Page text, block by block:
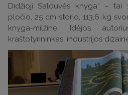
Didžioji Salduvės knyga“ –
pločio, 25 cm storio, 113,6 kg
knyga-milžinė. Idėjos
kraštotyrininkas, industrijos